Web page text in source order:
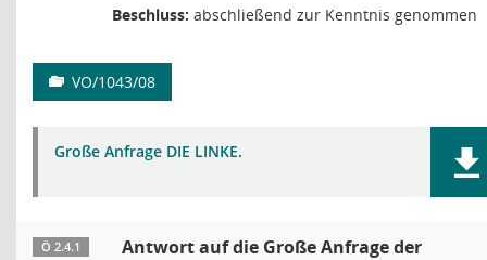
Beschluss: abschließend zur Kenntnis genommen
VO/1043/08
Große Anfrage DIE LINKE.
Ö 2.4.1
Antwort auf die Große Anfrage der